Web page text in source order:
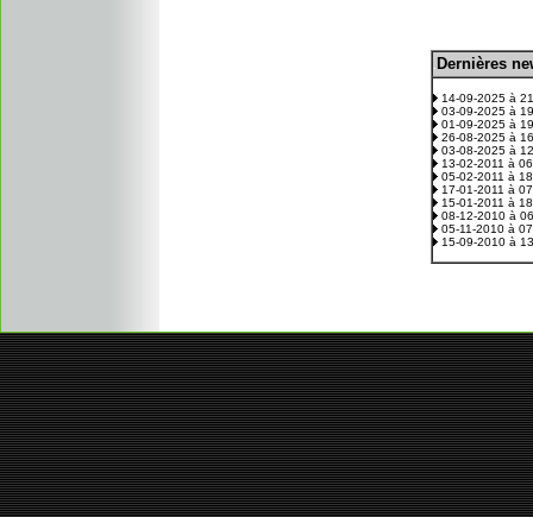
Dernières
14-09-2025 à
03-09-2025 à
01-09-2025 à
26-08-2025 à
03-08-2025 à
13-02-2011 à
05-02-2011 à
17-01-2011 à
15-01-2011 à
08-12-2010 à
05-11-2010 à
15-09-2010 à